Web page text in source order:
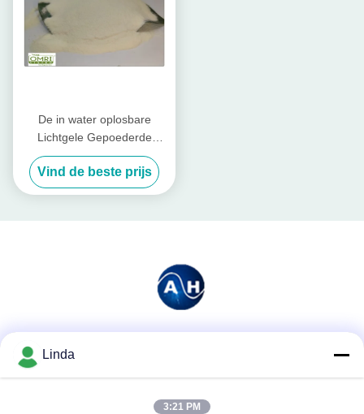
De in water oplosbare
Lichtgele Gepoederde
Meststof van de
Vissenproteïne met 80%-
Aminozuur
Vind de beste prijs
Linda
3:21 PM